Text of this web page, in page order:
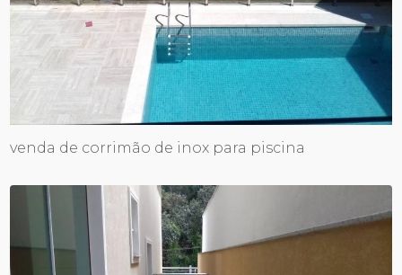
venda de corrimão de inox para piscina